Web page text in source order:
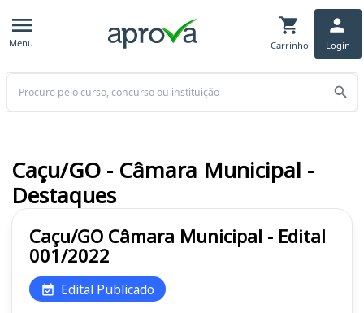
Menu Carrinho Login
Buscar
Caçu/GO Câmara Municipal - Edital
001/2022
Edital Publicado
Caçu/GO - Câmara Municipal -
Destaques